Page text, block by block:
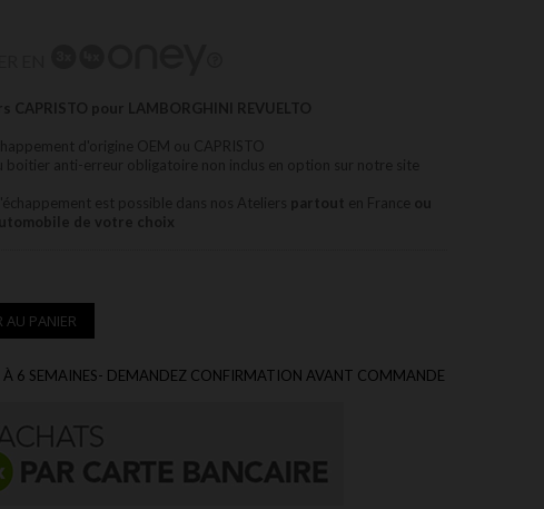
AU PANIER
6 SEMAINES- DEMANDEZ CONFIRMATION AVANT COMMANDE